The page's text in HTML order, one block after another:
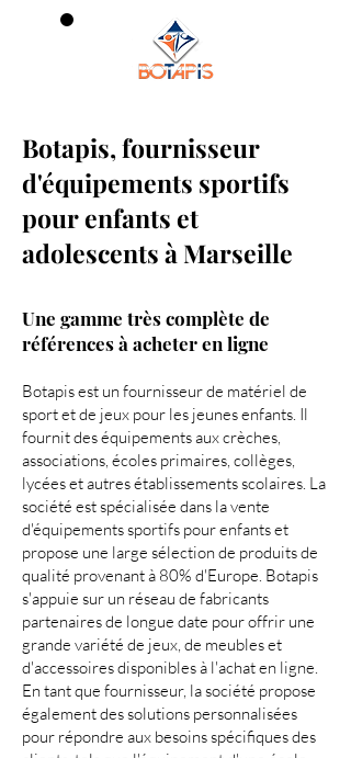
Botapis, fournisseur
d'équipements sportifs
pour enfants et
adolescents à Marseille
Une gamme très complète de
références à acheter en ligne
Botapis est un fournisseur de matériel de
sport et de jeux pour les jeunes enfants. Il
fournit des équipements aux crèches,
associations, écoles primaires, collèges,
lycées et autres établissements scolaires. La
société est spécialisée dans la vente
d'équipements sportifs pour enfants et
propose une large sélection de produits de
qualité provenant à 80% d'Europe. Botapis
s'appuie sur un réseau de fabricants
partenaires de longue date pour offrir une
grande variété de jeux, de meubles et
d'accessoires disponibles à l'achat en ligne.
En tant que fournisseur, la société propose
également des solutions personnalisées
pour répondre aux besoins spécifiques des